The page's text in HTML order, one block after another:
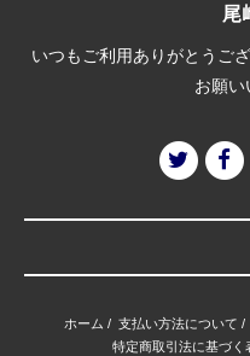
尾
いつもご利用ありがとうご
お願い
ホーム / 支払い方法について /
特定商取引法に基づく